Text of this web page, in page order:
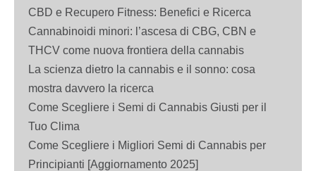
CBD e Recupero Fitness: Benefici e Ricerca
Cannabinoidi minori: l’ascesa di CBG, CBN e
THCV come nuova frontiera della cannabis
La scienza dietro la cannabis e il sonno: cosa
mostra davvero la ricerca
Come Scegliere i Semi di Cannabis Giusti per il
Tuo Clima
Come Scegliere i Migliori Semi di Cannabis per
Principianti [Aggiornamento 2025]